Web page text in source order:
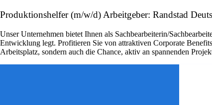
Produktionshelfer (m/w/d) Arbeitgeber: Randstad
Unser Unternehmen bietet Ihnen als Sachbearbeiterin/
Entwicklung legt. Profitieren Sie von attraktiven Corporate
Arbeitsplatz, sondern auch die Chance, aktiv an spannenden